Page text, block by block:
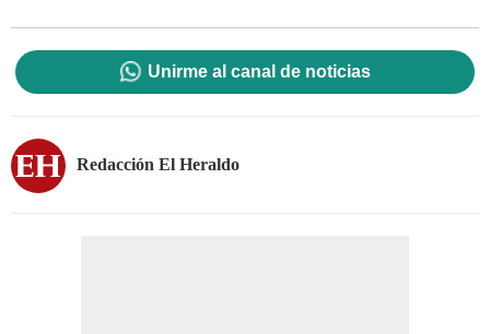
Unirme al canal de noticias
Redacción El Heraldo